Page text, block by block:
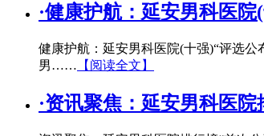
·健康护航：延安男科医
健康护航：延安男科医院(十强)“评选
男…… 【阅读全文】
·资讯聚焦：延安男科医